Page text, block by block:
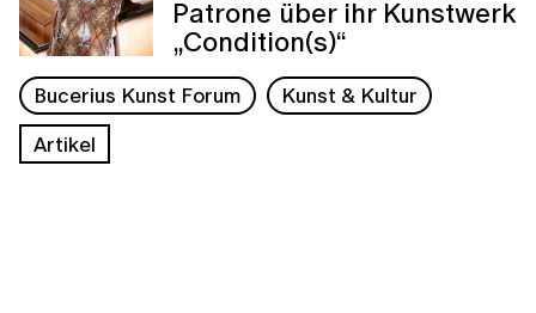
Patrone über ihr Kunstwerk
„Condition(s)“
Bucerius Kunst Forum
Kunst & Kultur
Artikel